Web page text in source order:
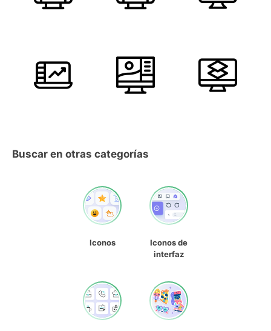
Buscar en otras categorías
Iconos
Iconos de
interfaz